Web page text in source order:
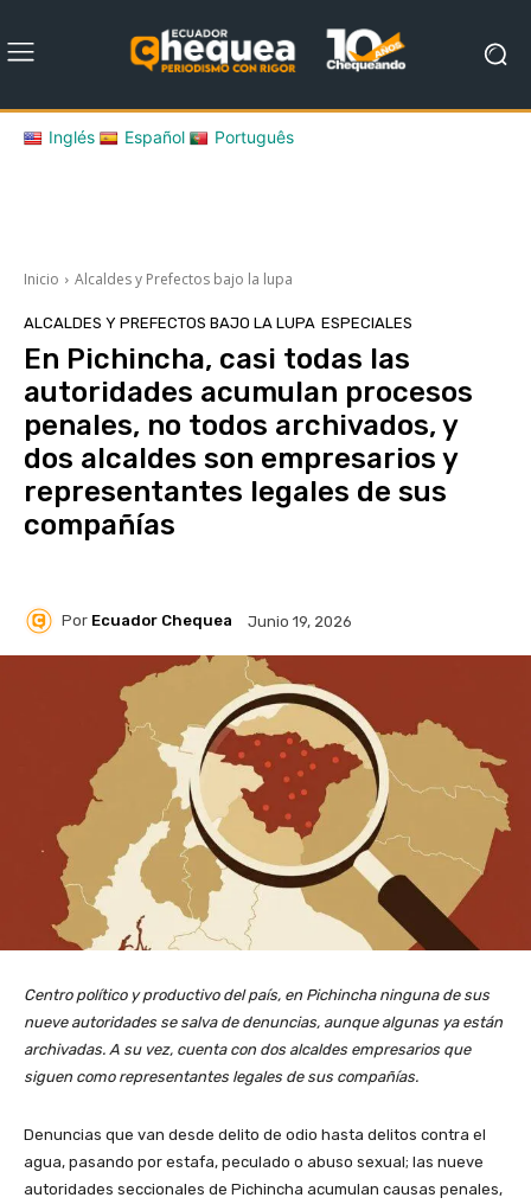
Inglés Español Português
Inicio Alcaldes y Prefectos bajo la lupa
ALCALDES Y PREFECTOS BAJO LA LUPA ESPECIALES
En Pichincha, casi todas las
autoridades acumulan procesos
penales, no todos archivados, y
dos alcaldes son empresarios y
representantes legales de sus
compañías
Por Ecuador Chequea Junio 19, 2026
Centro político y productivo del país, en Pichincha ninguna de sus
nueve autoridades se salva de denuncias, aunque algunas ya están
archivadas. A su vez, cuenta con dos alcaldes empresarios que
siguen como representantes legales de sus compañías.
Denuncias que van desde delito de odio hasta delitos contra el
agua, pasando por estafa, peculado o abuso sexual; las nueve
autoridades seccionales de Pichincha acumulan causas penales,